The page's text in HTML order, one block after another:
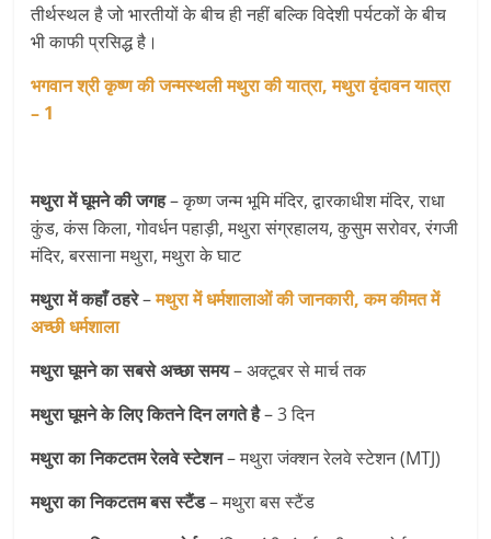
तीर्थस्थल है जो भारतीयों के बीच ही नहीं बल्कि विदेशी पर्यटकों के बीच
भी काफी प्रसिद्ध है।
भगवान श्री कृष्ण की जन्मस्थली मथुरा की यात्रा, मथुरा वृंदावन यात्रा
– 1
मथुरा में घूमने की जगह– कृष्ण जन्म भूमि मंदिर, द्वारकाधीश मंदिर, राधा
कुंड, कंस किला, गोवर्धन पहाड़ी, मथुरा संग्रहालय, कुसुम सरोवर, रंगजी
मंदिर, बरसाना मथुरा, मथुरा के घाट
मथुरा में कहाँ ठहरे–मथुरा में धर्मशालाओं की जानकारी, कम कीमत में
अच्छी धर्मशाला
मथुरा घूमने का सबसे अच्छा समय– अक्टूबर से मार्च तक
मथुरा घूमने के लिए कितने दिन लगते है– 3 दिन
मथुरा का निकटतम रेलवे स्टेशन– मथुरा जंक्शन रेलवे स्टेशन (MTJ)
मथुरा का निकटतमबस स्टैंड– मथुरा बस स्टैंड